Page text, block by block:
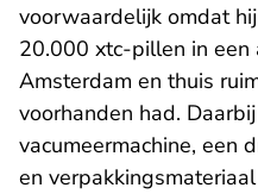
voorwaardelijk omdat
20.000 xtc-pillen in een
Amsterdam en thuis
voorhanden had.
vacumeermachine, een
en